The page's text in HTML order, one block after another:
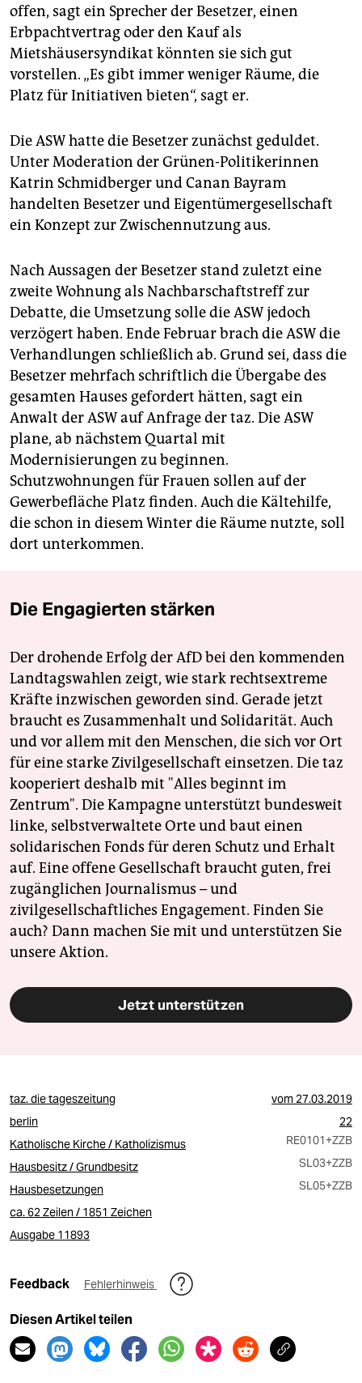
offen, sagt ein Sprecher der Besetzer, einen
Erbpachtvertrag oder den Kauf als
Mietshäusersyndikat könnten sie sich gut
vorstellen. „Es gibt immer weniger Räume, die
Platz für Initiativen bieten“, sagt er.
Die ASW hatte die Besetzer zunächst geduldet.
Unter Moderation der Grünen-Politikerinnen
Katrin Schmidberger und Canan Bayram
handelten Besetzer und Eigentümergesellschaft
ein Konzept zur Zwischennutzung aus.
Nach Aussagen der Besetzer stand zuletzt eine
zweite Wohnung als Nachbarschaftstreff zur
Debatte, die Umsetzung solle die ASW jedoch
verzögert haben. Ende Februar brach die ASW die
Verhandlungen schließlich ab. Grund sei, dass die
Besetzer mehrfach schriftlich die Übergabe des
gesamten Hauses gefordert hätten, sagt ein
Anwalt der ASW auf Anfrage der taz. Die ASW
plane, ab nächstem Quartal mit
Modernisierungen zu beginnen.
Schutzwohnungen für Frauen sollen auf der
Gewerbefläche Platz finden. Auch die Kältehilfe,
die schon in diesem Winter die Räume nutzte, soll
dort unterkommen.
Die Engagierten stärken
Der drohende Erfolg der AfD bei den kommenden
Landtagswahlen zeigt, wie stark rechtsextreme
Kräfte inzwischen geworden sind. Gerade jetzt
braucht es Zusammenhalt und Solidarität. Auch
und vor allem mit den Menschen, die sich vor Ort
für eine starke Zivilgesellschaft einsetzen. Die taz
kooperiert deshalb mit "Alles beginnt im
Zentrum". Die Kampagne unterstützt bundesweit
linke, selbstverwaltete Orte und baut einen
solidarischen Fonds für deren Schutz und Erhalt
auf. Eine offene Gesellschaft braucht guten, frei
zugänglichen Journalismus – und
zivilgesellschaftliches Engagement. Finden Sie
auch? Dann machen Sie mit und unterstützen Sie
unsere Aktion.
Jetzt unterstützen
taz. die tageszeitung vom27.03.2019
berlin
22
Katholische Kirche / Katholizismus
RE0101+ZZB
Hausbesitz / Grundbesitz
SL03+ZZB
Hausbesetzungen
SL05+ZZB
ca. 62 Zeilen / 1851 Zeichen
Ausgabe 11893
Feedback Fehlerhinweis
Diesen Artikel teilen